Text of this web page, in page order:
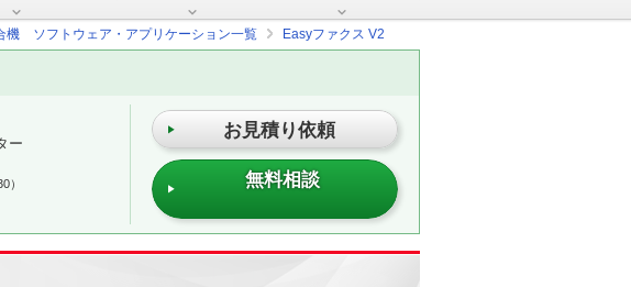
機 ソフトウェア・アプリケーション一覧 Easyファクス V2
ー
）
お見積り依頼
無料相談